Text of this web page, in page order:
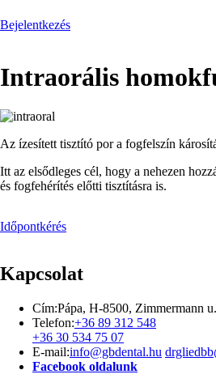
Bejelentkezés
Intraorális
Image
Az ízesített tisztító por a fogfelszín
Itt az elsődleges cél, hogy a nehezen
és fogfehérítés előtti tisztításra is.
Időpontkérés
Kapcsolat
Cím:Pápa, H-8500, Zimmermann
Telefon:+36 89 312 548
+36 30 534 75 07
E-mail:info@gbdental.hu
Facebook oldalunk